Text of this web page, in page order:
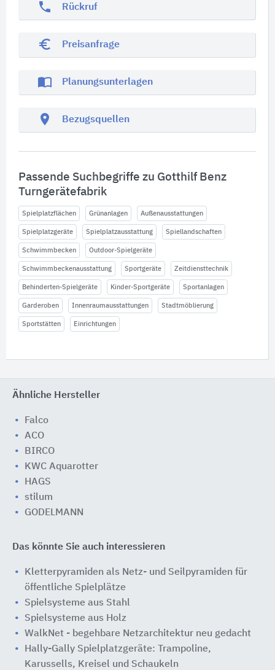
phone Rückruf
euro_symbol Preisanfrage
import_contacts Planungsunterlagen
location_on Bezugsquellen
Passende Suchbegriffe zu Gotthilf Benz
Turngerätefabrik
Spielplatzflächen Grünanlagen Außenausstattungen
Spielplatzgeräte Spielplatzausstattung Spiellandschaften
Schwimmbecken Outdoor-Spielgeräte
Schwimmbeckenausstattung Sportgeräte Zeitdiensttechnik
Behinderten-Spielgeräte Kinder-Sportgeräte Sportanlagen
Garderoben Innenraumausstattungen Stadtmöblierung
Sportstätten Einrichtungen
Ähnliche Hersteller
Falco
ACO
BIRCO
KWC Aquarotter
HAGS
stilum
GODELMANN
Das könnte Sie auch interessieren
Kletterpyramiden als Netz- und Seilpyramiden für
öffentliche Spielplätze
Spielsysteme aus Stahl
Spielsysteme aus Holz
WalkNet - begehbare Netzarchitektur neu gedacht
Hally-Gally Spielplatzgeräte: Trampoline,
Karussells, Kreisel und Schaukeln